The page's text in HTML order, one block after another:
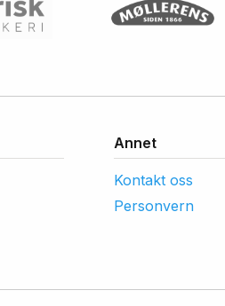
Annet
Kontakt oss
Personvern